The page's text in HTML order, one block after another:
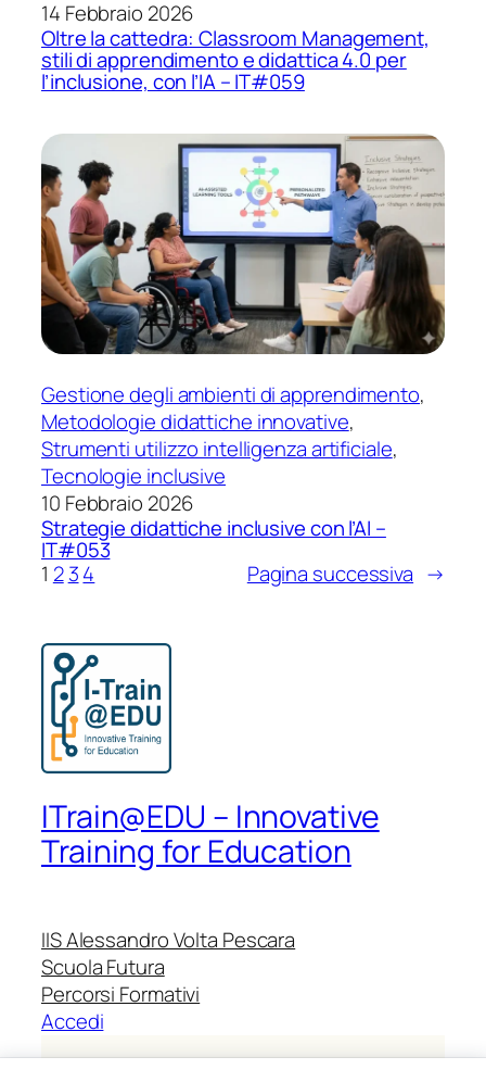
14 Febbraio 2026
Oltre la cattedra: Classroom Management,
stili di apprendimento e didattica 4.0 per
l’inclusione, con l’IA – IT#059
Gestione degli ambienti di apprendimento
Metodologie didattiche innovative
Strumenti utilizzo intelligenza artificiale
Tecnologie inclusive
10 Febbraio 2026
Strategie didattiche inclusive con l’AI –
IT#053
1 2 34 Pagina successiva →
ITrain@EDU – Innovative
Training for Education
IIS Alessandro Volta Pescara
Scuola Futura
Percorsi Formativi
Accedi